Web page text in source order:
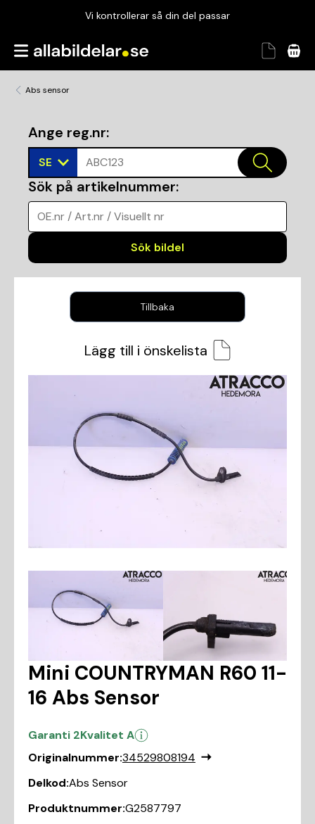
Vi kontrollerar så din del passar
Garanterad passform
Abs sensor
Ange reg.nr:
SE ABC123
Sök på artikelnummer:
OE.nr / Art.nr / Visuellt nr
Sök bildel
Tillbaka
Lägg till i önskelista
Mini COUNTRYMAN R60 11-
16 Abs Sensor
Garanti 2Kvalitet A
Originalnummer:34529808194
Delkod:Abs Sensor
Produktnummer:G2587797